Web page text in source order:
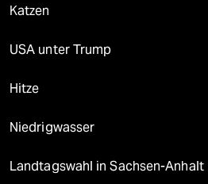
Katzen
USA unter Trump
Hitze
Niedrigwasser
Landtagswahl in Sachsen-Anhalt